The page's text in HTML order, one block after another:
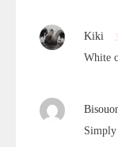
Kiki
White
Simply